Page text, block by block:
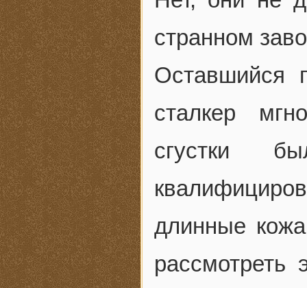
странном
Оставшийся
сталкер
сгустки
длинные